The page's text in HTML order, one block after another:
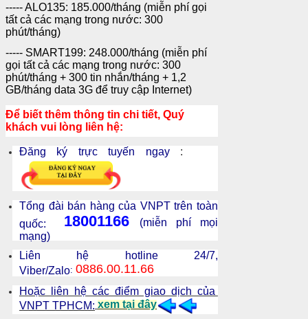
----- ALO135: 185.000/tháng (miễn phí gọi
tất cả các mạng trong nước: 300
phút/tháng)
----- SMART199: 248.000/tháng (miễn phí
gọi tất cả các mạng trong nước: 300
phút/tháng + 300 tin nhắn/tháng + 1,2
GB/tháng data 3G để truy cập Internet)
Để biết thêm thông tin chi tiết, Quý
khách vui lòng liên hệ:
Đăng ký trực tuyến ngay :
Tổng đài bán hàng của VNPT trên toàn
quốc: 18001166 (miễn phí mọi
mạng)
Liên hệ hotline 24/7,
Viber/Zalo: 0886.00.11.66
Hoặc liên hệ các điểm giao dịch của
VNPT TPHCM: xem tại đây